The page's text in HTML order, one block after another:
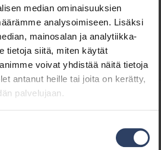
median ominaisuuksien
analysoimiseen. Lisäksi
mainosalan ja analytiikka-
tietoja siitä, miten käytät
voivat yhdistää näitä tietoja
antanut heille tai joita on kerätty,
palvelujaan.
Lataukset Tekniset tiedot